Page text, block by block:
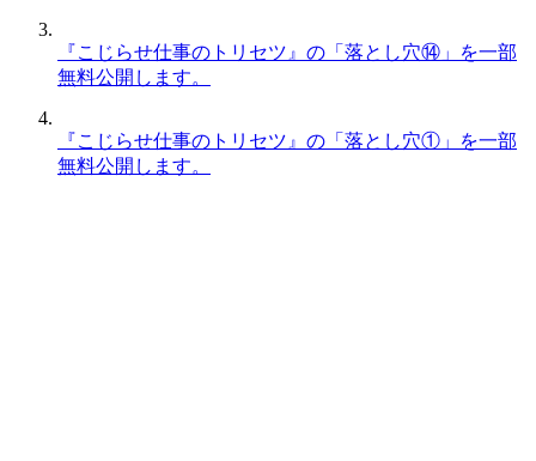
『こじらせ仕事のトリセツ』の「落とし穴⑭」を一部
無料公開します。
『こじらせ仕事のトリセツ』の「落とし穴①」を一部
無料公開します。